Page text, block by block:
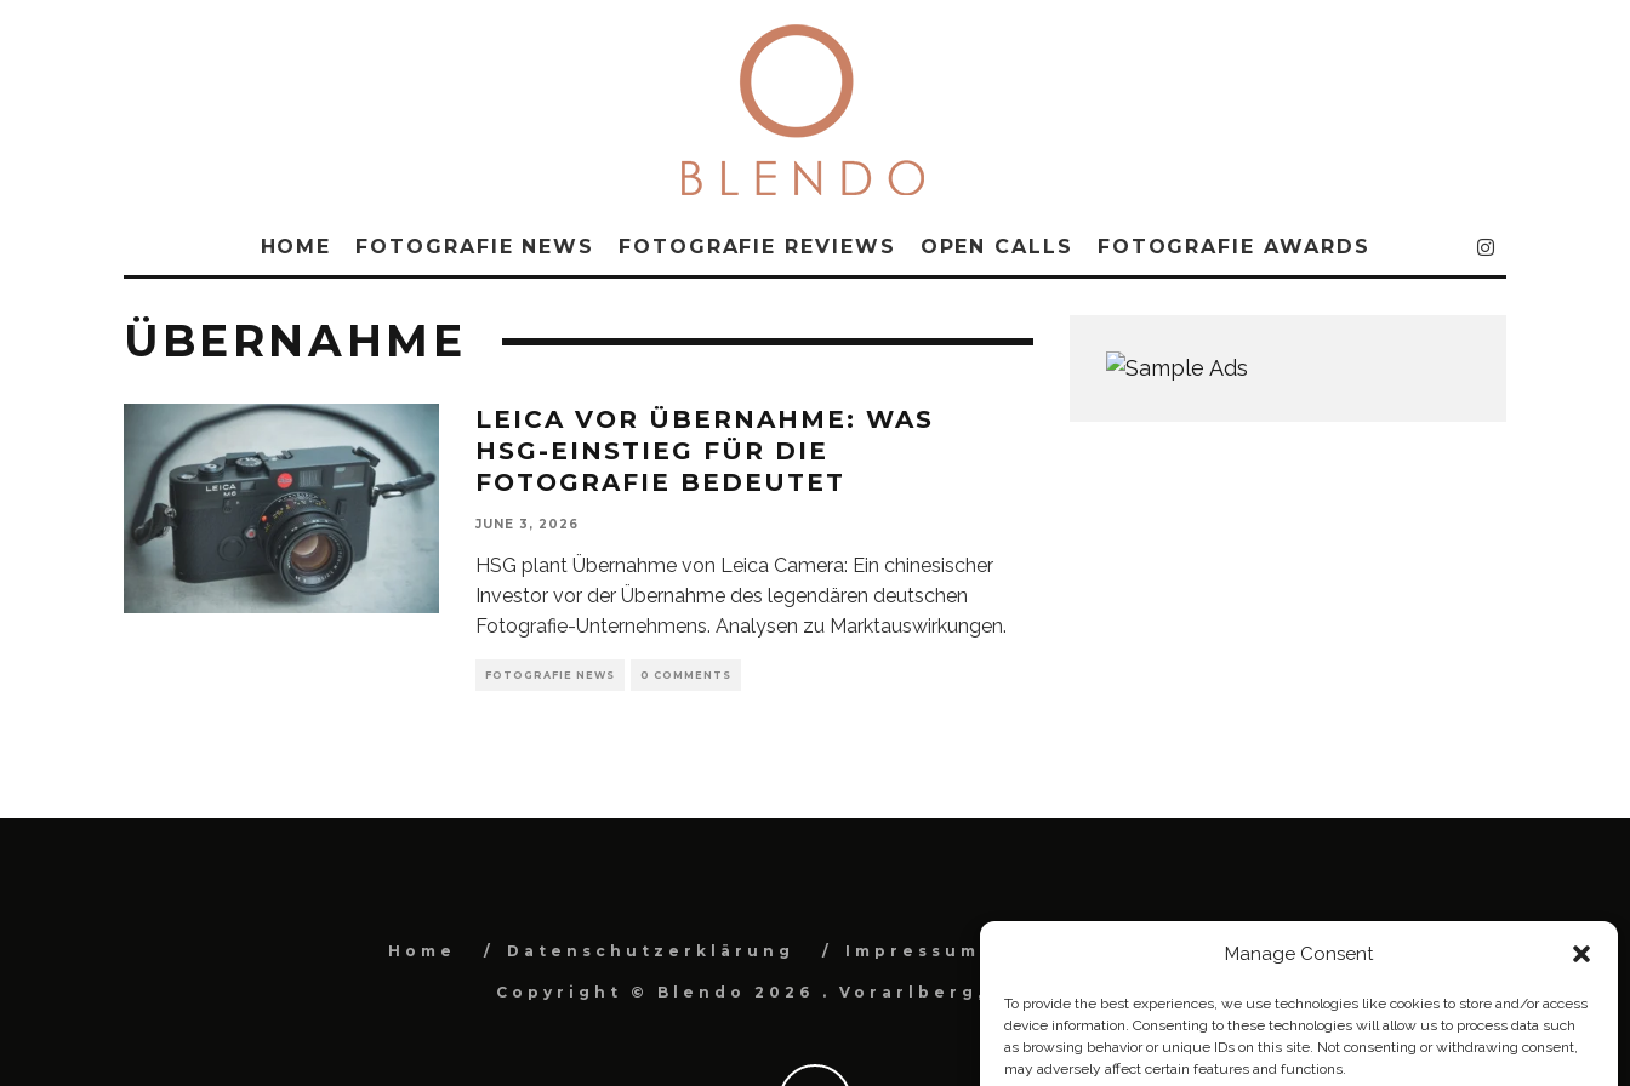
Manage Consent
To provide the best experiences, we use technologies like cookies to store and/or access
device information. Consenting to these technologies will allow us to process data such
as browsing behavior or unique IDs on this site. Not consenting or withdrawing consent,
may adversely affect certain features and functions.
HOME FOTOGRAFIE NEWS FOTOGRAFIE REVIEWS OPEN CALLS FOTOGRAFIE AWARDS
ÜBERNAHME
LEICA VOR ÜBERNAHME: WAS
HSG-EINSTIEG FÜR DIE
FOTOGRAFIE BEDEUTET
JUNE 3, 2026
HSG plant Übernahme von Leica Camera: Ein chinesischer
Investor vor der Übernahme des legendären deutschen
Fotografie-Unternehmens. Analysen zu Marktauswirkungen.
FOTOGRAFIE NEWS 0 COMMENTS
Home Datenschutzerklärung Impressum Cookie Policy (EU)
Copyright © Blendo 2026 . Vorarlberg, Österreich